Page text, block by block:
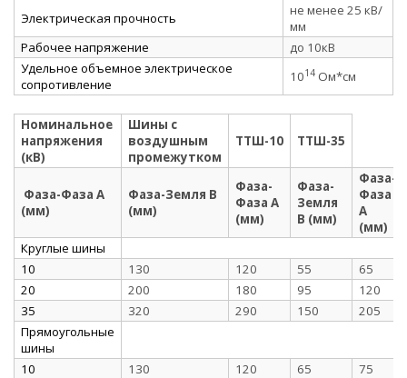
Электрическая прочность
не менее 25 кВ/
мм
Рабочее напряжение
до 10кВ
Удельное объемное электрическое
сопротивление
1014 Ом*см
Номинальное
напряжения
(кВ)
Шины с
воздушным
промежутком
ТТШ-10 ТТШ-35
Фаза-Фаза А
(мм)
Фаза-Земля В
(мм)
Фаза-
Фаза А
(мм)
Фаза-
Земля
В (мм)
Фаза-
Фаза
А
(мм)
Круглые шины
10
130 120 55
65
20
200 180 95
120
35
320 290 150
205
Прямоугольные
шины
10
130 120 65
75